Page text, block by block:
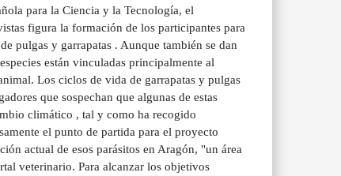
para la Ciencia y la Tecnología, el
figura la formación de los participantes para
pulgas y garrapatas . Aunque también se dan
están vinculadas principalmente al
Los ciclos de vida de garrapatas y pulgas
que sospechan que algunas de estas
climático , tal y como ha recogido
el punto de partida para el proyecto
actual de esos parásitos en Aragón, "un área
veterinario. Para alcanzar los objetivos